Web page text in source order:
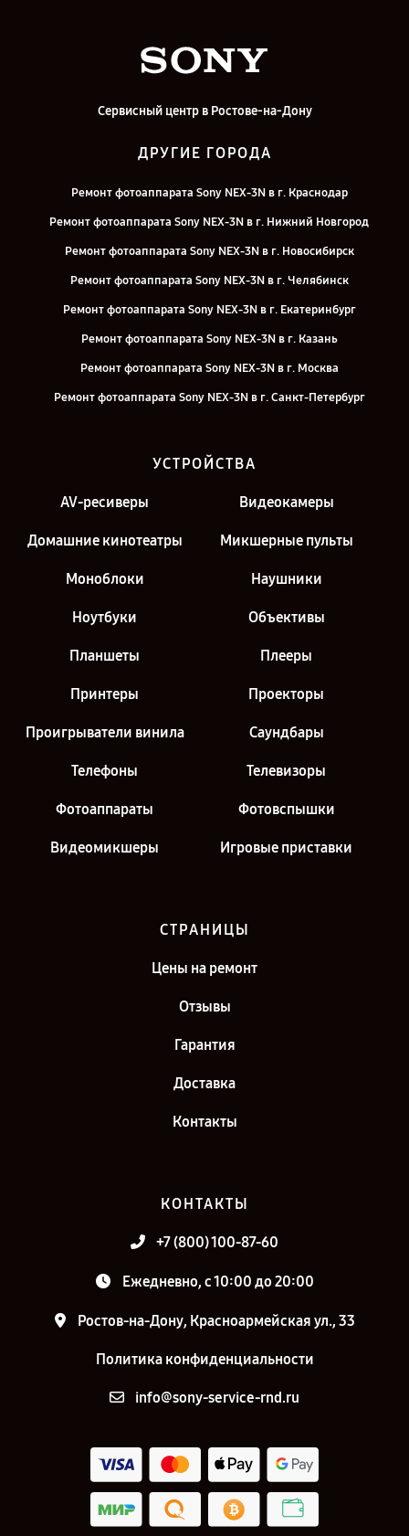
Сервисный центр в Ростове-на-Дону
ДРУГИЕ ГОРОДА
Ремонт фотоаппарата Sony NEX-3N в г. Краснодар
Ремонт фотоаппарата Sony NEX-3N в г. Нижний Новгород
Ремонт фотоаппарата Sony NEX-3N в г. Новосибирск
Ремонт фотоаппарата Sony NEX-3N в г. Челябинск
Ремонт фотоаппарата Sony NEX-3N в г. Екатеринбург
Ремонт фотоаппарата Sony NEX-3N в г. Казань
Ремонт фотоаппарата Sony NEX-3N в г. Москва
Ремонт фотоаппарата Sony NEX-3N в г. Санкт-Петербург
УСТРОЙСТВА
AV-ресиверы Видеокамеры
Домашние кинотеатры Микшерные пульты
Моноблоки Наушники
Ноутбуки Объективы
Планшеты Плееры
Принтеры Проекторы
Проигрыватели винила Саундбары
Телефоны Телевизоры
Фотоаппараты Фотовспышки
Видеомикшеры Игровые приставки
СТРАНИЦЫ
Цены на ремонт
Отзывы
Гарантия
Доставка
Контакты
КОНТАКТЫ
+7 (800) 100-87-60
Ежедневно, с 10:00 до 20:00
Ростов-на-Дону, Красноармейская ул., 33
Политика конфиденциальности
info@sony-service-rnd.ru